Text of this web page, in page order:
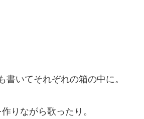
いてそれぞれの箱の中に。
りながら歌ったり。